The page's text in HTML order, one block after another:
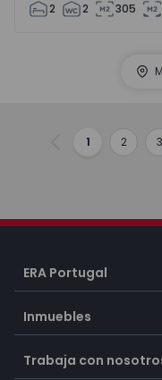
2 2 305
Anterior
1 2 3
ERA Portugal
Inmuebles
Trabaja con